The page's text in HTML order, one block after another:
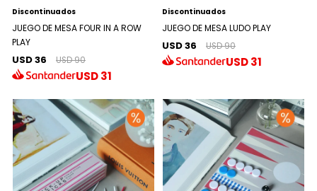
Discontinuados
JUEGO DE MESA FOUR IN A ROW
PLAY
USD 36 USD 90
USD31
Discontinuados
JUEGO DE MESA LUDO PLAY
USD 36 USD 90
USD31